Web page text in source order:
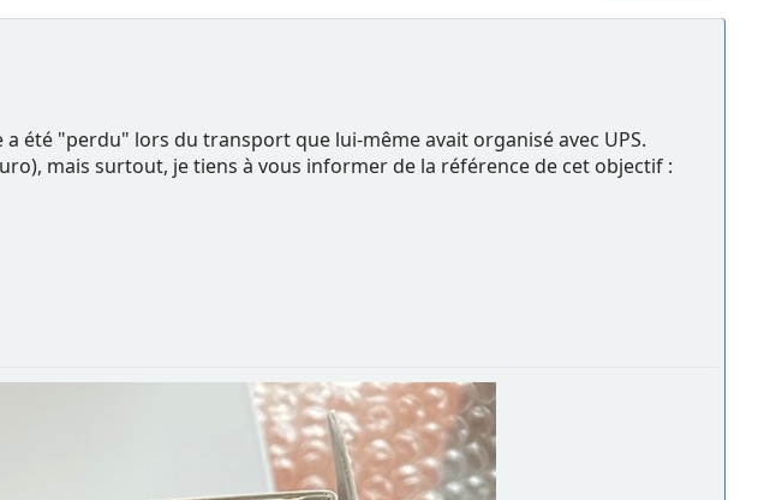
a été "perdu" lors du transport que lui-même avait organisé avec UPS.
mais surtout, je tiens à vous informer de la référence de cet objectif :